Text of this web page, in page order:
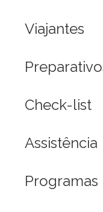
Viajantes
Check-list
Assistência
Programas